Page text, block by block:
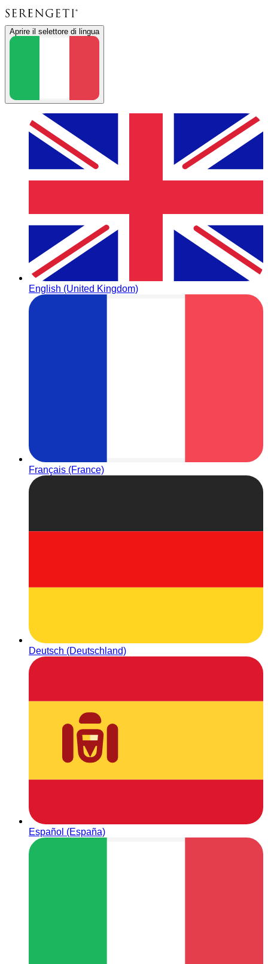
Aprire il selettore di lingua
English (United Kingdom)
Français (France)
Deutsch (Deutschland)
Español (España)